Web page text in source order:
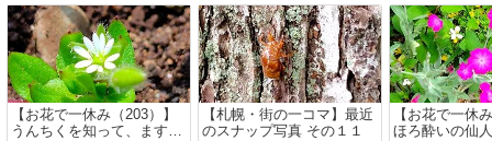
【お花で一休み（203）】
うんちくを知って、ますま
【札幌・街の一コマ】最近
のスナップ写真 その１１
【お花で一休
ほろ酔いの仙